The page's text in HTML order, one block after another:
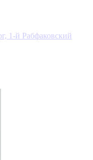
1-й Рабфаковский